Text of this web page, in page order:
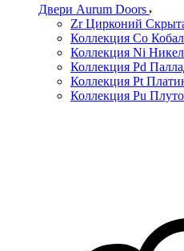
Двери Aurum Doors
Zr Цирконий
Коллекция Co
Коллекция Ni
Коллекция Pd
Коллекция Pt
Коллекция Pu